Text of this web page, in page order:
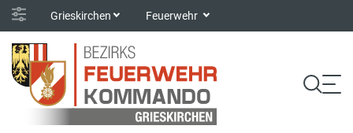
Grieskirchen Feuerwehr